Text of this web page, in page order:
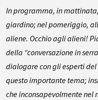
In programma, in
giardino; nel pomeriggio,
aliene. Occhio agli alieni!
della “conversazione in
dialogare con gli esperti del
questo importante tema;
che inconsapevolmente nel